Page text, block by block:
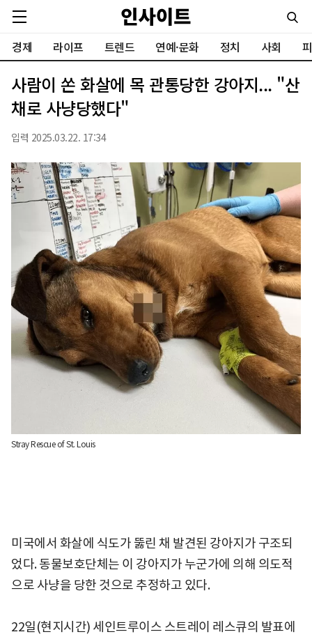
경제 라이프 트렌드 연예·문화 정치 사회
사람이 쏜 화살에 목 관통당한 강아지... "산
채로 사냥당했다"
입력 2025.03.22. 17:34
Stray Rescue of St. Louis
미국에서 화살에 식도가 뚫린 채 발견된 강아지가 구조되
었다. 동물보호단체는 이 강아지가 누군가에 의해 의도적
으로 사냥을 당한 것으로 추정하고 있다.
22일(현지시간) 세인트루이스 스트레이 레스큐의 발표에